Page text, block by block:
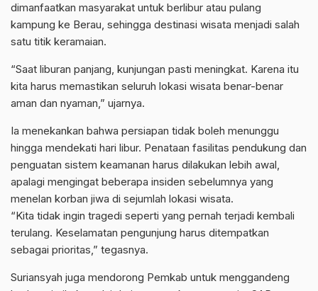
dimanfaatkan masyarakat untuk berlibur atau pulang
kampung ke Berau, sehingga destinasi wisata menjadi salah
satu titik keramaian.
“Saat liburan panjang, kunjungan pasti meningkat. Karena itu
kita harus memastikan seluruh lokasi wisata benar-benar
aman dan nyaman,” ujarnya.
Ia menekankan bahwa persiapan tidak boleh menunggu
hingga mendekati hari libur. Penataan fasilitas pendukung dan
penguatan sistem keamanan harus dilakukan lebih awal,
apalagi mengingat beberapa insiden sebelumnya yang
menelan korban jiwa di sejumlah lokasi wisata.
“Kita tidak ingin tragedi seperti yang pernah terjadi kembali
terulang. Keselamatan pengunjung harus ditempatkan
sebagai prioritas,” tegasnya.
Suriansyah juga mendorong Pemkab untuk menggandeng